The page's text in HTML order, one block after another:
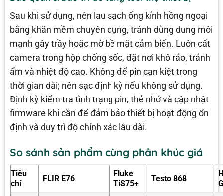
Sau khi sử dụng, nên lau sạch ống kính hồng ngoại
bằng khăn mềm chuyên dụng, tránh dùng dung môi
mạnh gây trầy hoặc mờ bề mặt cảm biến. Luôn cất
camera trong hộp chống sốc, đặt nơi khô ráo, tránh
ẩm và nhiệt độ cao. Không để pin cạn kiệt trong
thời gian dài; nên sạc định kỳ nếu không sử dụng.
Định kỳ kiểm tra tình trạng pin, thẻ nhớ và cập nhật
firmware khi cần để đảm bảo thiết bị hoạt động ổn
định và duy trì độ chính xác lâu dài.
So sánh sản phẩm cùng phân khúc giá
Tiêu
chí
FLIR E76
Fluke
TiS75+
Testo 868